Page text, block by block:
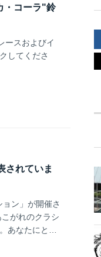
・コーラ"鈴
ースおよびイ
してくださ
されていま
ン」が開催さ
がれのクラシ
あなたにとっ